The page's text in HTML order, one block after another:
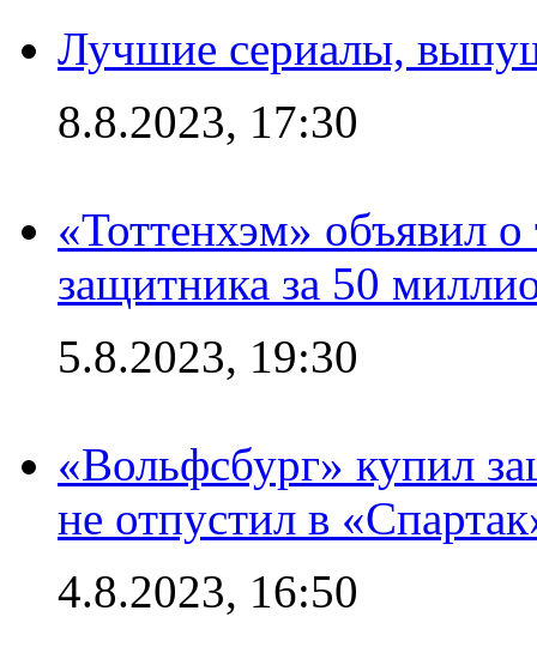
Лучшие сериалы,
8.8.2023, 17:30
«Тоттенхэм» объявил о
защитника за 50
5.8.2023, 19:30
«Вольфсбург» купил
не отпустил в
4.8.2023, 16:50